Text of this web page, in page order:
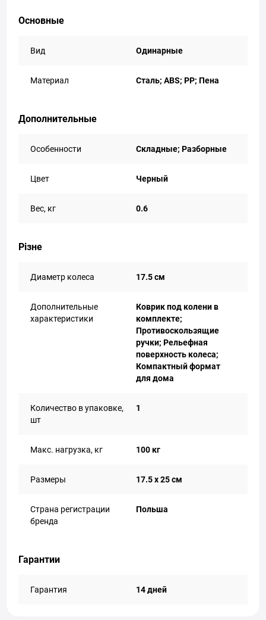
Основные
Вид Одинарные
Материал Сталь; ABS; PP; Пена
Дополнительные
Особенности Складные; Разборные
Цвет Черный
Вес, кг 0.6
Різне
Диаметр колеса 17.5 см
Дополнительные
характеристики
Коврик под колени в
комплекте;
Противоскользящие
ручки; Рельефная
поверхность колеса;
Компактный формат
для дома
Количество в упаковке,
шт
1
Макс. нагрузка, кг 100 кг
Размеры 17.5 x 25 см
Страна регистрации
бренда
Польша
Гарантии
Гарантия 14 дней